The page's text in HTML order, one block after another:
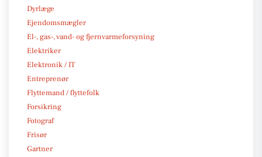
Dyrlæge
Ejendomsmægler
El-, gas-, vand- og fjernvarmeforsyning
Elektriker
Elektronik / IT
Entreprenør
Flyttemand / flyttefolk
Forsikring
Fotograf
Frisør
Gartner